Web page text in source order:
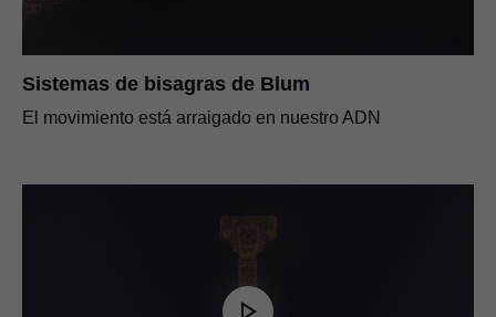
Sistemas de bisagras de Blum
El movimiento está arraigado en nuestro ADN